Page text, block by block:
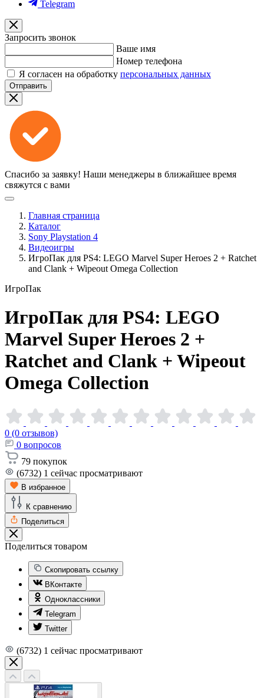
Telegram
Запросить звонок
Ваше имя
Номер телефона
Я согласен на обработку персональных данных
Отправить
Спасибо за заявку! Наши менеджеры в ближайшее время
свяжутся с вами
Главная страница
Каталог
Sony Playstation 4
Видеоигры
ИгроПак для PS4: LEGO Marvel Super Heroes 2 + Ratchet
and Clank + Wipeout Omega Collection
ИгроПак
ИгроПак для PS4: LEGO
Marvel Super Heroes 2 +
Ratchet and Clank + Wipeout
Omega Collection
0 (0 отзывов)
0 вопросов
79 покупок
(6732) 1 сейчас просматривают
В избранное
К сравнению
Поделиться
Поделиться товаром
Скопировать ссылку
ВКонтакте
Одноклассники
Telegram
Twitter
(6732) 1 сейчас просматривают